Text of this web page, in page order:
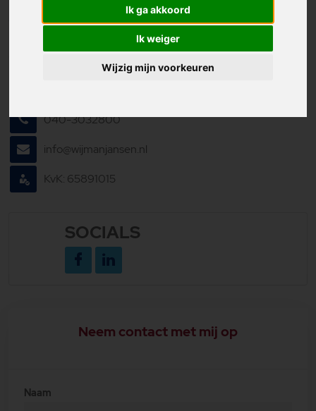
Ik ga akkoord
Ik weiger
Wijzig mijn voorkeuren
Wijman Jansen ERA makelaars
CONTACT INFORMATIE
040-3032800
info@wijmanjansen.nl
KvK: 65891015
SOCIALS
Neem contact met mij op
Naam